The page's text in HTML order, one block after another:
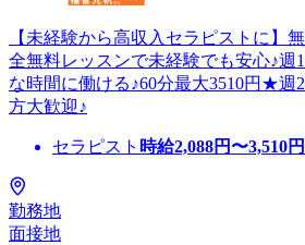
【未経験から高収入セラピストに】
全無料レッスンで未経験でも安心♪週
な時間に働ける♪60分最大3510円★週
方大歓迎♪
セラピスト 時給2,088円〜3,510円
勤務地
面接地